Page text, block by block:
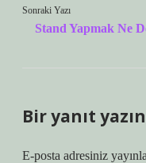
Sonraki Yazı
Stand Yapmak Ne
Bir yanıt yazın
E-posta adresiniz